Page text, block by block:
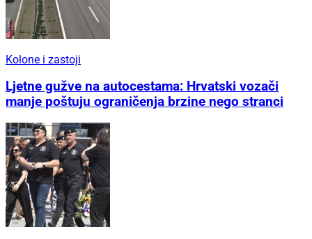
Kolone i zastoji
Ljetne gužve na autocestama: Hrvatski vozači
manje poštuju ograničenja brzine nego stranci